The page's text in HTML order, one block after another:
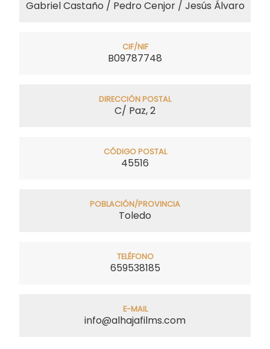
Gabriel Castaño / Pedro Cenjor / Jesús Álvaro
CIF/NIF
B09787748
DIRECCIÓN POSTAL
C/ Paz, 2
CÓDIGO POSTAL
45516
POBLACIÓN/PROVINCIA
Toledo
TELÉFONO
659538185
E-MAIL
info@alhajafilms.com